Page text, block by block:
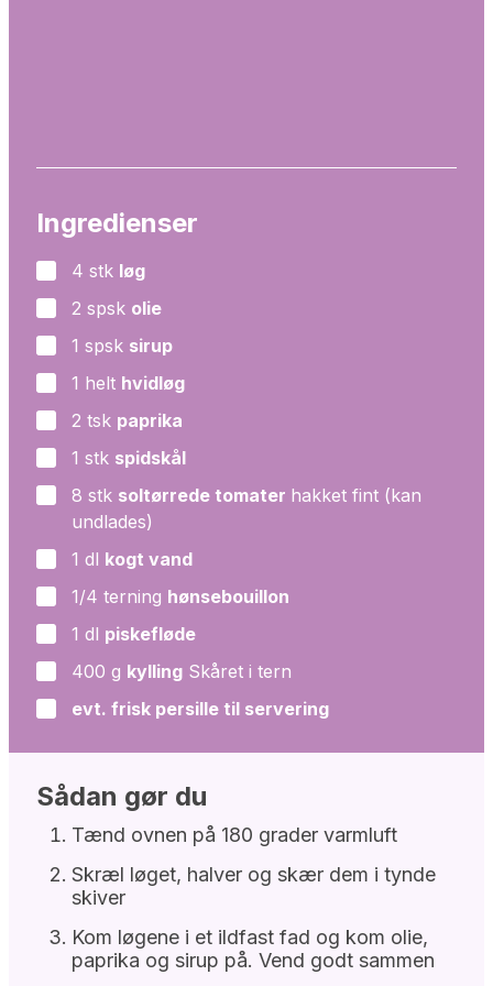
Ingredienser
▢
4 stk løg
▢
2 spsk olie
▢
1 spsk sirup
▢
1 helt hvidløg
▢
2 tsk paprika
▢
1 stk spidskål
▢
8 stk soltørrede tomater hakket fint (kan
undlades)
▢
1 dl kogt vand
▢
1/4 terning hønsebouillon
▢
1 dl piskefløde
▢
400 g kylling Skåret i tern
▢
evt. frisk persille til servering
Sådan gør du
Tænd ovnen på 180 grader varmluft
Skræl løget, halver og skær dem i tynde
skiver
Kom løgene i et ildfast fad og kom olie,
paprika og sirup på. Vend godt sammen